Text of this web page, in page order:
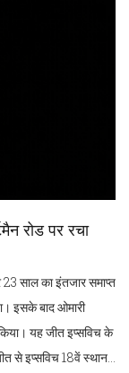
रोड पर रचा
साल का इंतजार समाप्त
इसके बाद ओमारी
यह जीत इप्सविच के
से इप्सविच 18वें स्थान